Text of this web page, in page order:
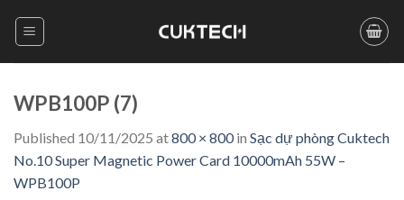
WPB100P (7)
Published 10/11/2025 at800 × 800in Sạc dự phòng Cuktech
No.10 Super Magnetic Power Card 10000mAh 55W –
WPB100P